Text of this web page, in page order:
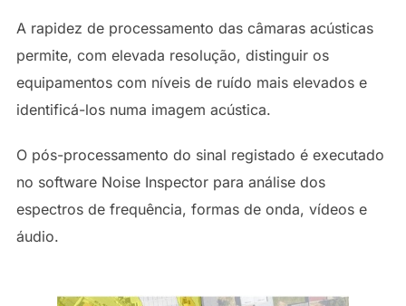
A rapidez de processamento das câmaras acústicas
permite, com elevada resolução, distinguir os
equipamentos com níveis de ruído mais elevados e
identificá-los numa imagem acústica.
O pós-processamento do sinal registado é executado
no software Noise Inspector para análise dos
espectros de frequência, formas de onda, vídeos e
áudio.